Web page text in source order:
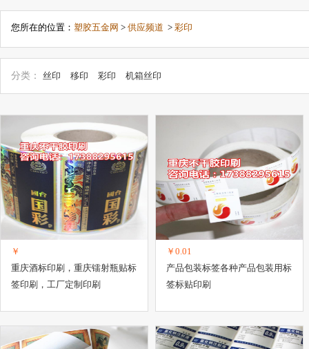
您所在的位置： 塑胶五金网 > 供应频道 > 彩印
分类： 丝印 移印 彩印 机箱丝印
￥
重庆酒标印刷，重庆镭射瓶贴标
签印刷，工厂定制印刷
￥0.01
产品包装标签各种产品包装用标
签标贴印刷